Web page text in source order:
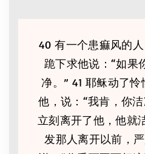
40 有一个患痲风的
跪下求他说：“如果
净。” 41 耶稣动了
他，说：“我肯，你
立刻离开了他，他就
发那人离开以前，